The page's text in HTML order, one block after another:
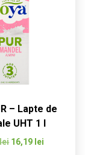
– Lapte de
UHT 1 l
lei Prețul
16,19 lei